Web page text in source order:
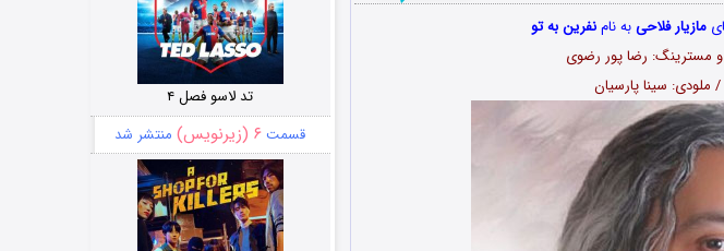
مازیار فلاحیبه نامنفرین به تو
مسترینگ: رضا پور رضوی
ملودی: سینا پارسیان
تد لاسو فصل ۴
قسمت ۶ (زیرنویس) منتشر شد